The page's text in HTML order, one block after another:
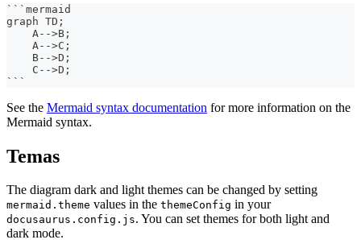
``` mermaid
graph TD;
    A-->B;
    A-->C;
    B-->D;
    C-->D;
```
See the Mermaid syntax documentation for more information on the
Mermaid syntax.
Temas
The diagram dark and light themes can be changed by setting
mermaid.theme values in the themeConfig in your
docusaurus.config.js. You can set themes for both light and
dark mode.